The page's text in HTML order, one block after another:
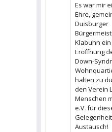
Es war mir
Ehre,
Duisburger
Klabuhn
Eröffnung
Down-
halten zu
den Verein
Menschen
e.V. für
Austausch!